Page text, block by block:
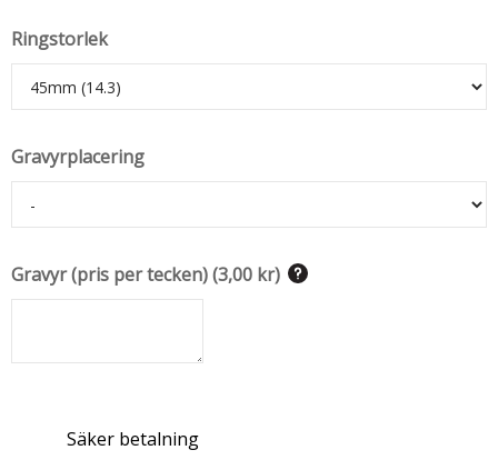
Ringstorlek
Gravyrplacering
Gravyr (pris per tecken)(3,00 kr)
Säker betalning